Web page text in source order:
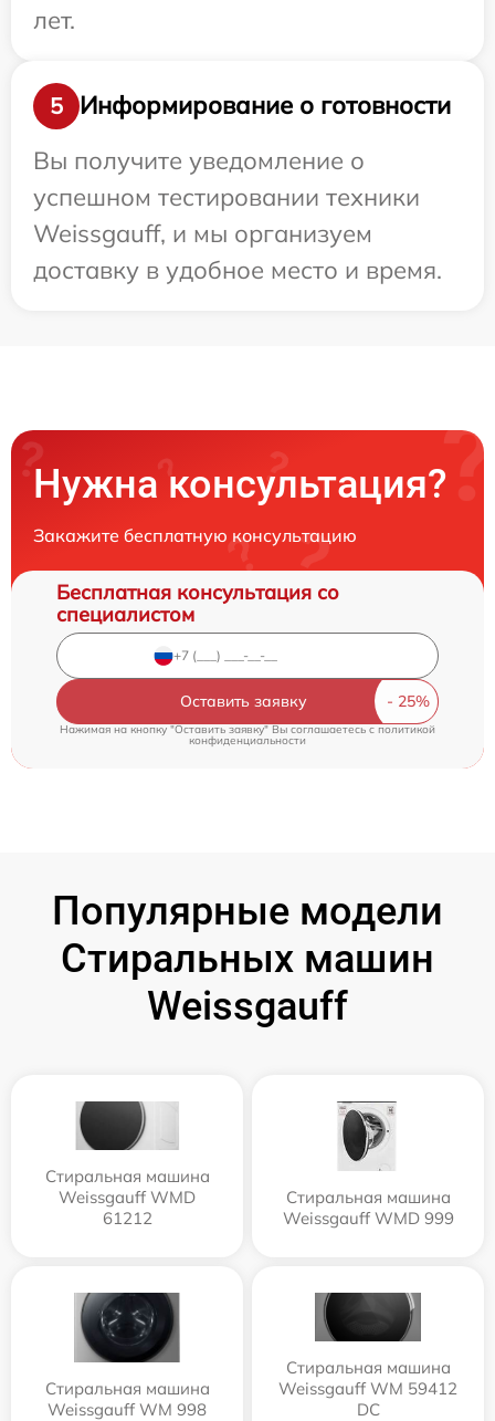
лет.
5
Информирование о готовности
Вы получите уведомление о
успешном тестировании техники
Weissgauff, и мы организуем
доставку в удобное место и время.
Нужна консультация?
Закажите бесплатную консультацию
Бесплатная консультация со
специалистом
Оставить заявку
Нажимая на кнопку "Оставить заявку" Вы соглашаетесь cполитикой
конфиденциальности
Популярные модели
Стиральных машин
Weissgauff
Стиральная машина
Weissgauff WMD
61212
Стиральная машина
Weissgauff WMD 999
Стиральная машина
Weissgauff WM 998
Стиральная машина
Weissgauff WM 59412
DC